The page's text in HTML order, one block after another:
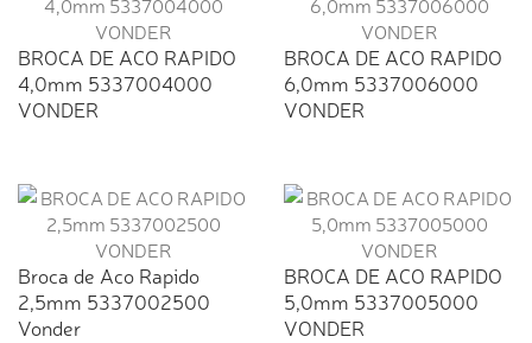
BROCA DE ACO RAPIDO
4,0mm 5337004000
VONDER
BROCA DE ACO RAPIDO
6,0mm 5337006000
VONDER
Broca de Aco Rapido
2,5mm 5337002500
Vonder
BROCA DE ACO RAPIDO
5,0mm 5337005000
VONDER